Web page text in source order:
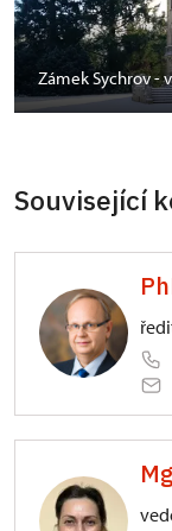
Zámek Sychrov -
Související
3/,